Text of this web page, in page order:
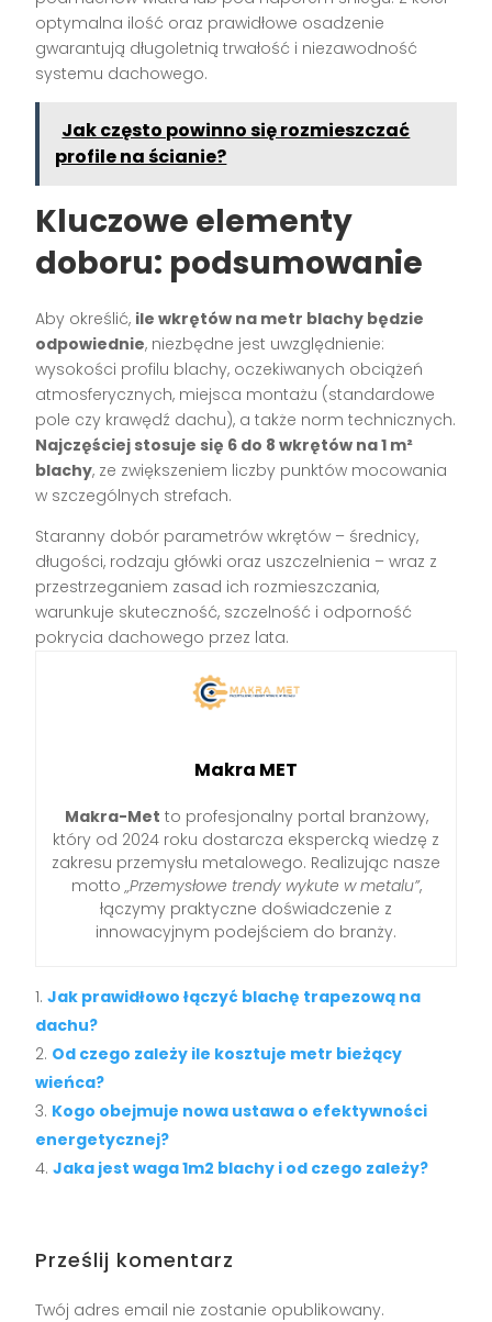
optymalna ilość oraz prawidłowe osadzenie
gwarantują długoletnią trwałość i niezawodność
systemu dachowego.
Jak często powinno się rozmieszczać
profile na ścianie?
Kluczowe elementy
doboru: podsumowanie
Aby określić, ile wkrętów na metr blachy będzie
odpowiednie, niezbędne jest uwzględnienie:
wysokości profilu blachy, oczekiwanych obciążeń
atmosferycznych, miejsca montażu (standardowe
pole czy krawędź dachu), a także norm technicznych.
Najczęściej stosuje się 6 do 8 wkrętów na 1 m²
blachy, ze zwiększeniem liczby punktów mocowania
w szczególnych strefach.
Staranny dobór parametrów wkrętów – średnicy,
długości, rodzaju główki oraz uszczelnienia – wraz z
przestrzeganiem zasad ich rozmieszczania,
warunkuje skuteczność, szczelność i odporność
pokrycia dachowego przez lata.
Makra MET
Makra-Met to profesjonalny portal branżowy,
który od 2024 roku dostarcza ekspercką wiedzę z
zakresu przemysłu metalowego. Realizując nasze
motto „Przemysłowe trendy wykute w metalu”,
łączymy praktyczne doświadczenie z
innowacyjnym podejściem do branży.
Jak prawidłowo łączyć blachę trapezową na
dachu?
Od czego zależy ile kosztuje metr bieżący
wieńca?
Kogo obejmuje nowa ustawa o efektywności
energetycznej?
Jaka jest waga 1m2 blachy i od czego zależy?
Prześlij komentarz
Twój adres email nie zostanie opublikowany.